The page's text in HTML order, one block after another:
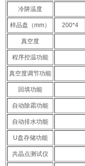
冷阱温度
样品盘（mm） 200*4
真空度
程序控温功能
真空度调节功能
回填功能
自动除霜功能
自动排水功能
U盘存储功能
共晶点测试仪